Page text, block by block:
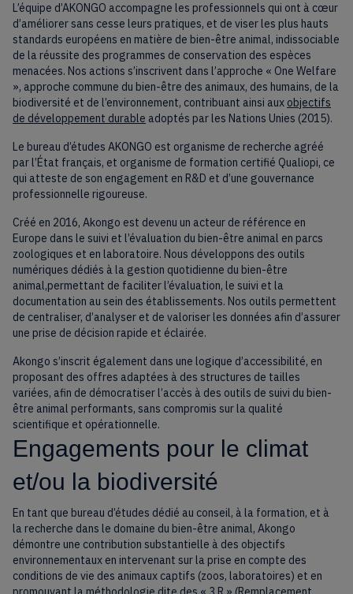
L’équipe d’AKONGO accompagne les professionnels qui ont à cœur
d’améliorer sans cesse leurs pratiques, et de viser les plus hauts
standards européens en matière de bien-être animal, indissociable
de la réussite des programmes de conservation des espèces
menacées. Nos actions s’inscrivent dans l’approche « One Welfare
», approche commune du bien-être des animaux, des humains, de la
biodiversité et de l’environnement, contribuant ainsi aux objectifs
de développement durable adoptés par les Nations Unies (2015).
Le bureau d’études AKONGO est organisme de recherche agréé
par l’État français, et organisme de formation certifié Qualiopi, ce
qui atteste de son engagement en R&D et d’une gouvernance
professionnelle rigoureuse.
Créé en 2016, Akongo est devenu un acteur de référence en
Europe dans le suivi et l’évaluation du bien-être animal en parcs
zoologiques et en laboratoire. Nous développons des outils
numériques dédiés à la gestion quotidienne du bien-être
animal,permettant de faciliter l’évaluation, le suivi et la
documentation au sein des établissements. Nos outils permettent
de centraliser, d’analyser et de valoriser les données afin d’assurer
une prise de décision rapide et éclairée.
Akongo s’inscrit également dans une logique d’accessibilité, en
proposant des offres adaptées à des structures de tailles
variées, afin de démocratiser l’accès à des outils de suivi du bien-
être animal performants, sans compromis sur la qualité
scientifique et opérationnelle.
Engagements pour le climat
et/ou la biodiversité
En tant que bureau d’études dédié au conseil, à la formation, et à
la recherche dans le domaine du bien-être animal, Akongo
démontre une contribution substantielle à des objectifs
environnementaux en intervenant sur la prise en compte des
conditions de vie des animaux captifs (zoos, laboratoires) et en